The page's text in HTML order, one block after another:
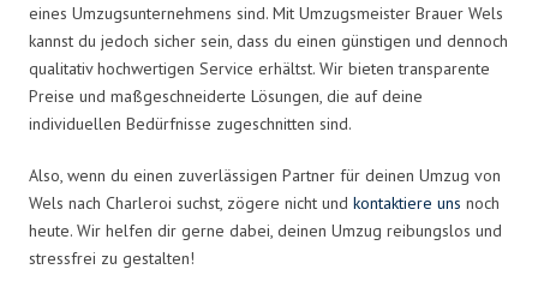
eines Umzugsunternehmens sind. Mit Umzugsmeister Brauer Wels
kannst du jedoch sicher sein, dass du einen günstigen und dennoch
qualitativ hochwertigen Service erhältst. Wir bieten transparente
Preise und maßgeschneiderte Lösungen, die auf deine
individuellen Bedürfnisse zugeschnitten sind.
Also, wenn du einen zuverlässigen Partner für deinen Umzug von
Wels nach Charleroi suchst, zögere nicht und kontaktiere uns noch
heute. Wir helfen dir gerne dabei, deinen Umzug reibungslos und
stressfrei zu gestalten!